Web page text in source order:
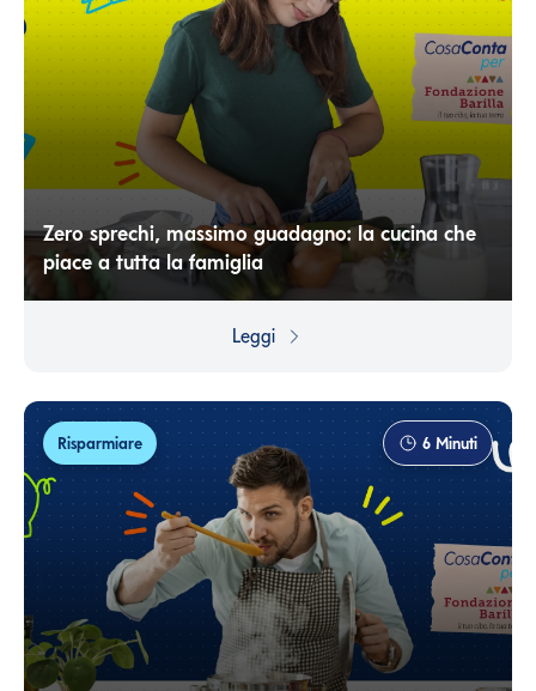
Zero sprechi, massimo guadagno: la cucina che
piace a tutta la famiglia
Bucce, gambi, foglie: tutto ciò che di solito finisce nel
sorprendenti, evitando sprechi alimentari e
Leggi
Risparmiare 6 Minuti